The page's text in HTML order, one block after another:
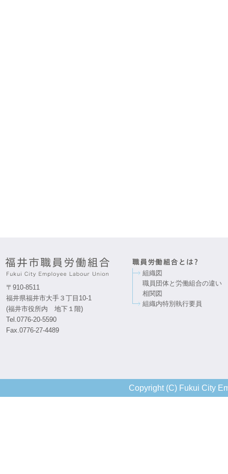
〒910-8511
福井県福井市大手３丁目10-1
(福井市役所内 地下１階)
Tel.0776-20-5590
Fax.0776-27-4489
組織図
職員団体と労働組合の違い
相関図
組織内特別執行要員
Copyright (C) Fukui City